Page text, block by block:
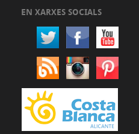
EN XARXES SOCIALS